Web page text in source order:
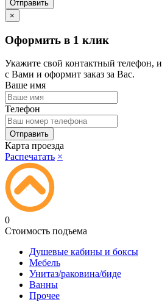
×
Оформить в 1 клик
Укажите свой контактный телефон,
с Вами и оформит заказ за Вас.
Ваше имя
Телефон
Карта проезда
Распечатать ×
0
Стоимость подъема
Душевые кабины и боксы
Мебель
Унитаз/раковина/биде
Ванны
Прочее